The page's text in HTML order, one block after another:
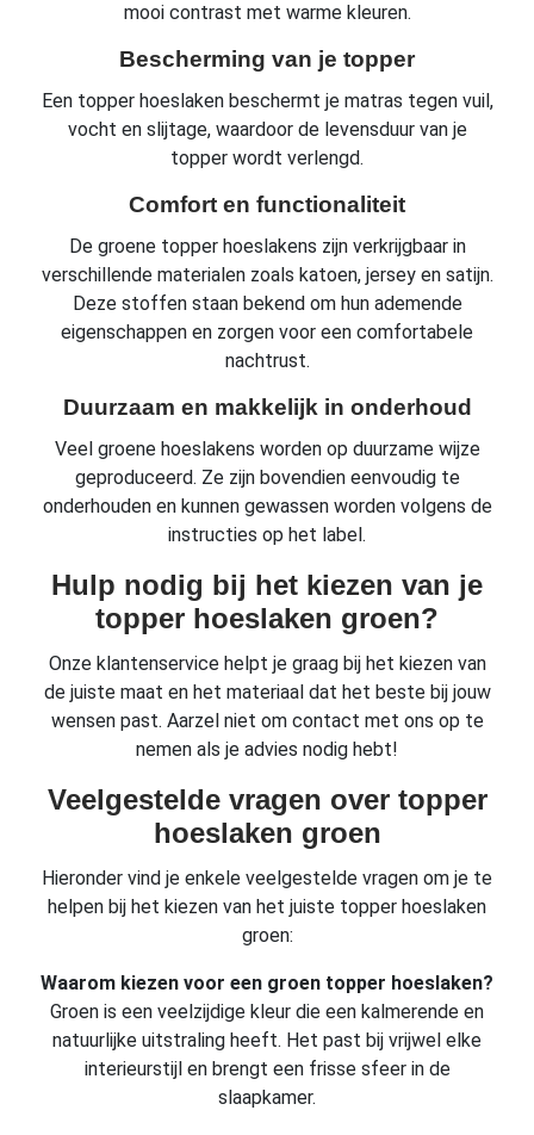
mooi contrast met warme kleuren.
Bescherming van je topper
Een topper hoeslaken beschermt je matras tegen vuil,
vocht en slijtage, waardoor de levensduur van je
topper wordt verlengd.
Comfort en functionaliteit
De groene topper hoeslakens zijn verkrijgbaar in
verschillende materialen zoals katoen, jersey en satijn.
Deze stoffen staan bekend om hun ademende
eigenschappen en zorgen voor een comfortabele
nachtrust.
Duurzaam en makkelijk in onderhoud
Veel groene hoeslakens worden op duurzame wijze
geproduceerd. Ze zijn bovendien eenvoudig te
onderhouden en kunnen gewassen worden volgens de
instructies op het label.
Hulp nodig bij het kiezen van je
topper hoeslaken groen?
Onze klantenservice helpt je graag bij het kiezen van
de juiste maat en het materiaal dat het beste bij jouw
wensen past. Aarzel niet om contact met ons op te
nemen als je advies nodig hebt!
Veelgestelde vragen over topper
hoeslaken groen
Hieronder vind je enkele veelgestelde vragen om je te
helpen bij het kiezen van het juiste topper hoeslaken
groen:
Waarom kiezen voor een groen topper hoeslaken?
Groen is een veelzijdige kleur die een kalmerende en
natuurlijke uitstraling heeft. Het past bij vrijwel elke
interieurstijl en brengt een frisse sfeer in de
slaapkamer.